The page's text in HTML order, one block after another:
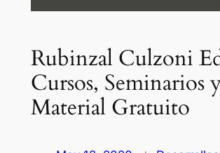
Rubinzal Culzoni
Cursos, Seminarios
Material Gratuito